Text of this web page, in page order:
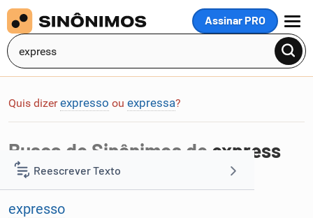
Assinar PRO
MENU
Reescrever Texto
Resumir Texto
Quis dizer expresso ou expressa?
Busca de Sinônimos de express
Foram encontradas 2 palavras na busca por express
expresso